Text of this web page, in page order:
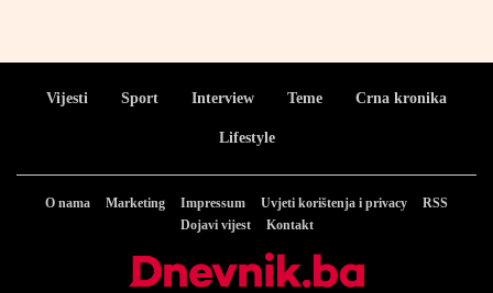
Vijesti Sport Interview Teme Crna kronika
Lifestyle
O nama Marketing Impressum Uvjeti korištenja i privacy
RSS
Dojavi vijest
Kontakt